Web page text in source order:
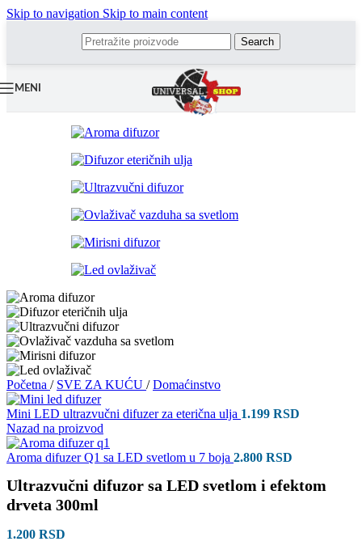
Skip to navigation Skip to main content
Search
MENI
Početna / SVE ZA KUĆU / Domaćinstvo
Mini LED ultrazvučni difuzer za eterična ulja 1.199 RSD
Nazad na proizvod
Aroma difuzer Q1 sa LED svetlom u 7 boja 2.800 RSD
Ultrazvučni difuzor sa LED svetlom i efektom
drveta 300ml
1.200 RSD